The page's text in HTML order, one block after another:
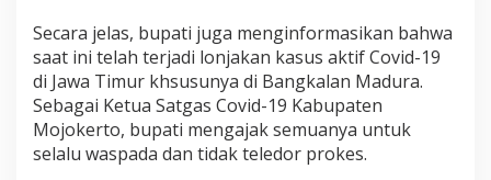
9
Secara jelas, bupati juga menginformasikan bahwa
saat ini telah terjadi lonjakan kasus aktif Covid-19
di Jawa Timur khsusunya di Bangkalan Madura.
Sebagai Ketua Satgas Covid-19 Kabupaten
Mojokerto, bupati mengajak semuanya untuk
selalu waspada dan tidak teledor prokes.